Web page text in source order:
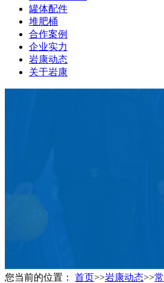
罐体配件
堆肥桶
合作案例
企业实力
岩康动态
关于岩康
您当前的位置： 首页>>岩康动态>>